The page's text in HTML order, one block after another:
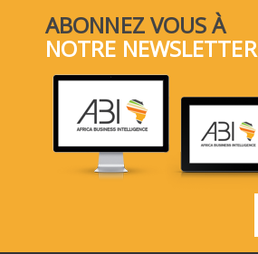
ABONNEZ VOUS À
NOTRE NEWSLETTER